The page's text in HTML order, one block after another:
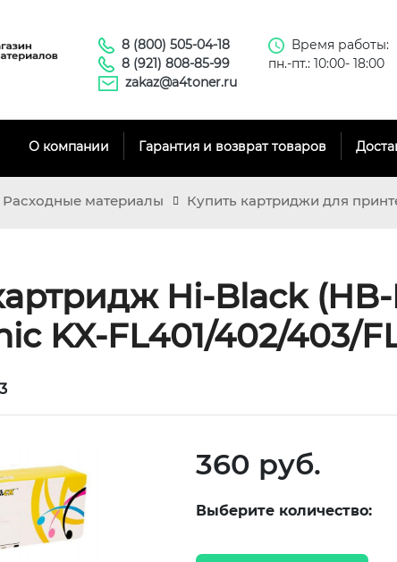
8 (800) 505-04-18
8 (921) 808-85-99
zakaz@a4toner.ru
Время работы:
пн.-пт.: 10:00- 18:00
О компании Гарантия и возврат товаров
Расходные материалы Купить картриджи для
Hi-Black (HB-
KX-FL401/402/403/
360 руб.
Выберите количество: